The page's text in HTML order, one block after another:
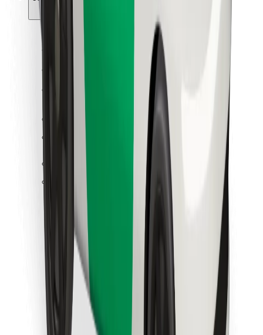
Turvallisuus
Hanki kyyti hetkessä!
Lataa Bolt Food -sovellus